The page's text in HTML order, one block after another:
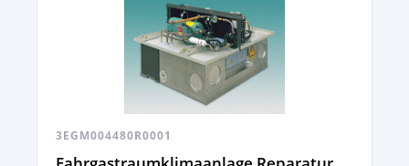
3EGM004480R0001